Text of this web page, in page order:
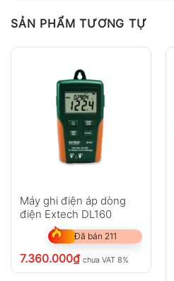
SẢN PHẨM TƯƠNG TỰ
Máy ghi điện áp dòng
điện Extech DL160
Đã bán 211
7.360.000₫ chưa VAT 8%